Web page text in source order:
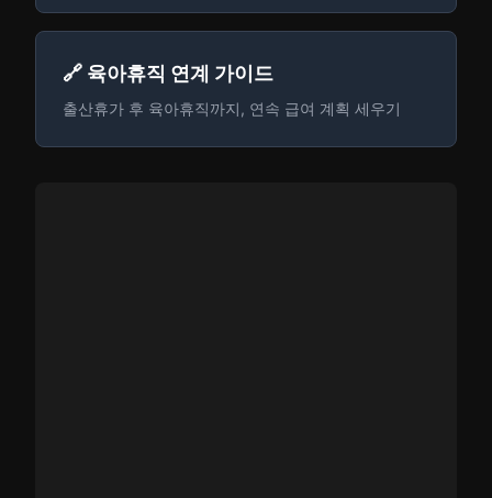
🔗 육아휴직 연계 가이드
출산휴가 후 육아휴직까지, 연속 급여 계획 세우기